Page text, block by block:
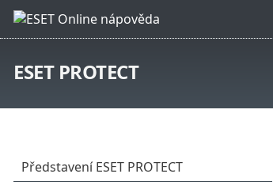
ESET PROTECT